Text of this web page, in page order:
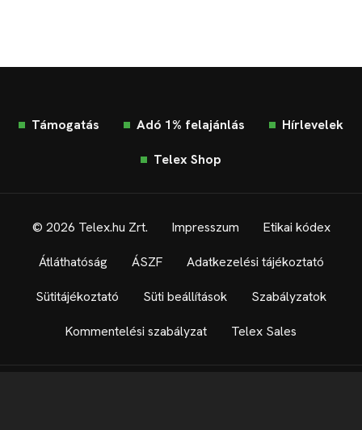
Támogatás Adó 1% felajánlás Hírlevelek
Telex Shop
© 2026 Telex.hu Zrt. Impresszum Etikai kódex
Átláthatóság ÁSZF Adatkezelési tájékoztató
Sütitájékoztató Süti beállítások Szabályzatok
Kommentelési szabályzat Telex Sales